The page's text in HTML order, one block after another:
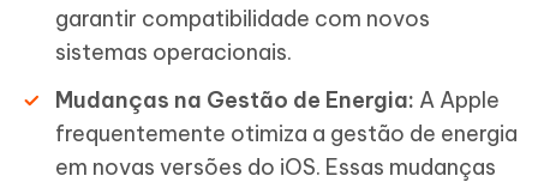
garantir compatibilidade com novos
sistemas operacionais.
Mudanças na Gestão de Energia: A Apple
frequentemente otimiza a gestão de energia
em novas versões do iOS. Essas mudanças